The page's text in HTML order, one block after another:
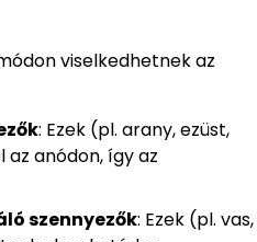
viselkedhetnek az
: Ezek (pl. arany, ezüst,
anódon, így az
szennyezők: Ezek (pl. vas,